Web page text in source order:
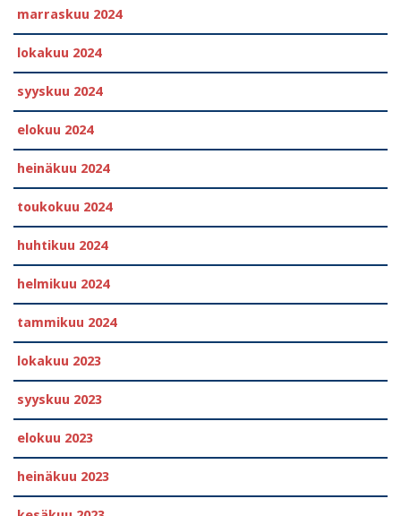
marraskuu 2024
lokakuu 2024
syyskuu 2024
elokuu 2024
heinäkuu 2024
toukokuu 2024
huhtikuu 2024
helmikuu 2024
tammikuu 2024
lokakuu 2023
syyskuu 2023
elokuu 2023
heinäkuu 2023